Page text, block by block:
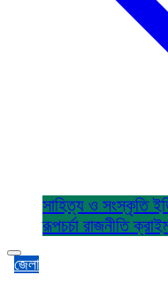
সাহিত্য ও সংস্কৃতি
রূপচর্চা রাজনীতি
জেলা